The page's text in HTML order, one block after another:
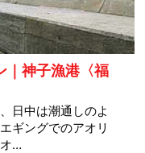
｜神子漁港〈福
日中は潮通しのよ
ギングでのアオリ
…